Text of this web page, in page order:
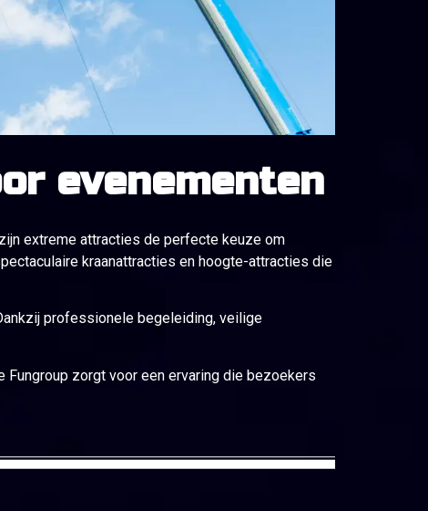
evenementen
extreme attracties de perfecte keuze om
kraanattracties en hoogte-attracties die
professionele begeleiding, veilige
zorgt voor een ervaring die bezoekers